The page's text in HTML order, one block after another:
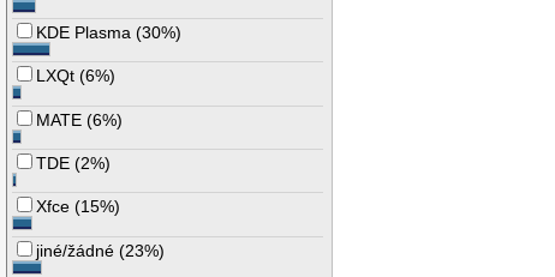
KDE Plasma (30%)
LXQt (6%)
MATE (6%)
TDE (2%)
Xfce (15%)
jiné/žádné (23%)